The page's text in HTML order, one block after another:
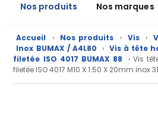
Nos produits
Nos marques
Accueil › Nos produits › Vis ›
Inox BUMAX / A4L80
› Vis à tête
filetée ISO 4017 BUMAX 88
› Vis
filetée ISO 4017 M10 X 1.50 X 20mm inox